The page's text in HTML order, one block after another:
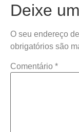
Deixe
O seu endereço
obrigatórios são
Comentário *